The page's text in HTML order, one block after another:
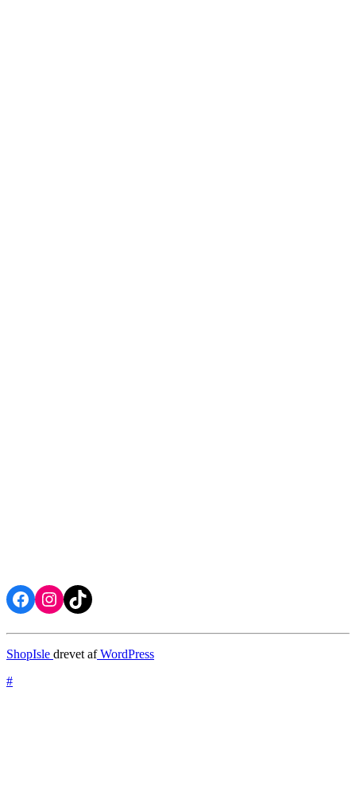
Facebook
Instagram
TikTok
ShopIsle drevet afWordPress
#